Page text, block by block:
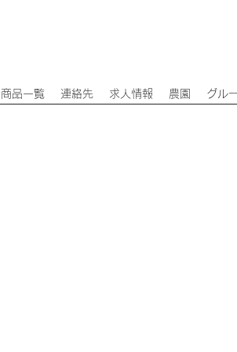
商品一覧 連絡先 求人情報 農園 グル